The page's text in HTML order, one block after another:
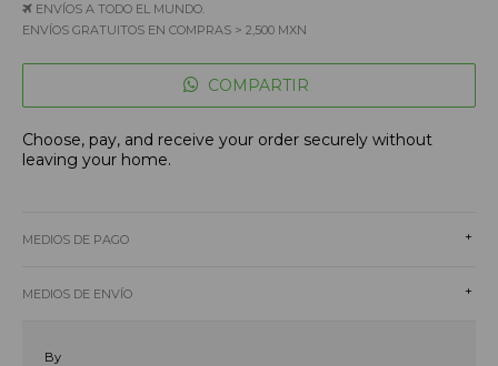
ENVÍOS A TODO EL MUNDO.
ENVÍOS GRATUITOS EN COMPRAS > 2,500 MXN
COMPARTIR
Choose, pay, and receive your order securely without
leaving your home.
+
MEDIOS DE PAGO
+
MEDIOS DE ENVÍO
By